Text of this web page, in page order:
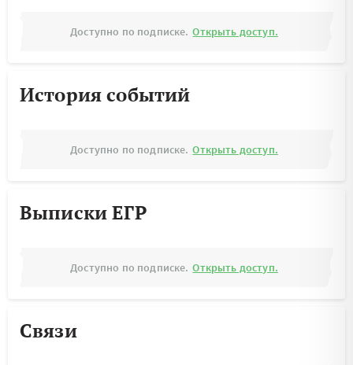
Доступно по подписке. Открыть доступ.
История событий
Доступно по подписке. Открыть доступ.
Выписки ЕГР
Доступно по подписке. Открыть доступ.
Связи